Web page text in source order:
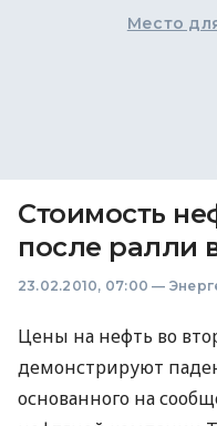
Место
Стоимость
после ралли
23.02.2010, 07:00 —
Цены на нефть во
демонстрируют
основанного на